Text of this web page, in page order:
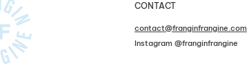
CONTACT
contact@franginfrangine.com
Instagram @franginfrangine